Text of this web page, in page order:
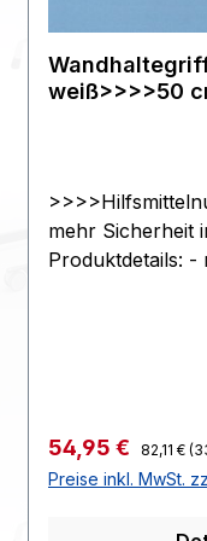
weiß>>>>50
mehr Sicherheit
Produktdetails: -
che Daten: -
jeweils
Verkaufspreis:
54,95 € 82,11 €
Preise inkl. MwSt.